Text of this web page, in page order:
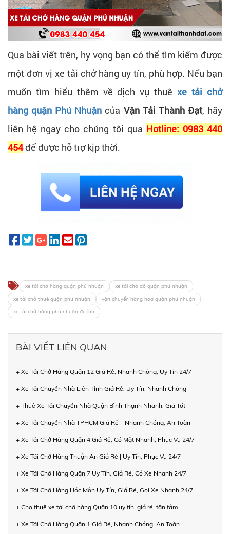
Qua bài viết trên, hy vọng bạn có thể tìm kiếm được
một đơn vị xe tải chở hàng uy tín, phù hợp. Nếu bạn
muốn tìm hiểu thêm về dịch vụ thuêxe tải chở
hàng quận Phú Nhuận của Vận Tải Thành Đạt, hãy
liên hệ ngay cho chúng tôi qua Hotline: 0983 440
454để được hỗ trợ kịp thời.
xe tải chở hàng quận phú nhuận
xe tải chở đồ quận phú nhuận
xe tải chở thuê quận phú nhuận
vận chuyển hàng hóa quận phú nhuận
xe tải chở hàng phú nhuận đi tỉnh
BÀI VIẾT LIÊN QUAN
+ Xe Tải Chở Hàng Quận 12 Giá Rẻ, Nhanh Chóng, Uy Tín 24/7
+ Xe Tải Chuyển Nhà Liên Tỉnh Giá Rẻ, Uy Tín, Nhanh Chóng
+ Thuê Xe Tải Chuyển Nhà Quận Bình Thạnh Nhanh, Giá Tốt
+ Xe Tải Chuyển Nhà TPHCM Giá Rẻ – Nhanh Chóng, An Toàn
+ Xe Tải Chở Hàng Quận 4 Giá Rẻ, Có Mặt Nhanh, Phục Vụ 24/7
+ Xe Tải Chở Hàng Thuận An Giá Rẻ | Uy Tín, Phục Vụ 24/7
+ Xe Tải Chở Hàng Quận 7 Uy Tín, Giá Rẻ, Có Xe Nhanh 24/7
+ Xe Tải Chở Hàng Hóc Môn Uy Tín, Giá Rẻ, Gọi Xe Nhanh 24/7
+ Cho thuê xe tải chở hàng Quận 10 uy tín, giá rẻ, tận tâm
+ Xe Tải Chở Hàng Quận 1 Giá Rẻ, Nhanh Chóng, An Toàn